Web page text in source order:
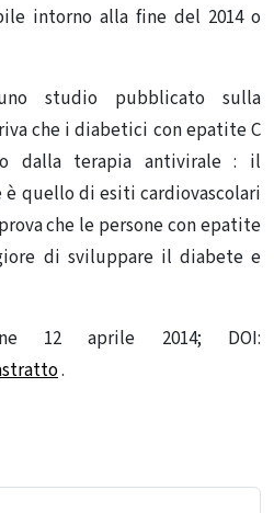
intorno alla fine del 2014 o
studio pubblicato sulla
che i diabetici con epatite C
dalla terapia antivirale : il
quello di esiti cardiovascolari
che le persone con epatite
di sviluppare il diabete e
12 aprile 2014; DOI:
.